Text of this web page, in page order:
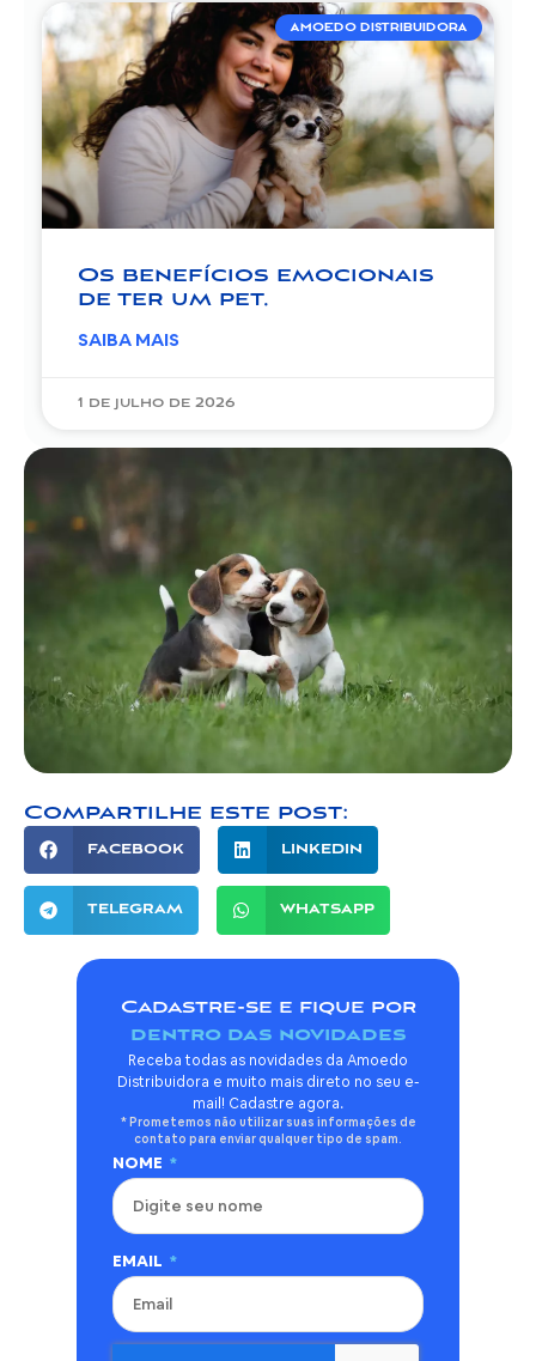
AMOEDO DISTRIBUIDORA
Os benefícios emocionais
de ter um pet.
SAIBA MAIS
1 de julho de 2026
Compartilhe este post:
FACEBOOK LINKEDIN
TELEGRAM WHATSAPP
Cadastre-se e fique por
dentro das novidades
Receba todas as novidades da Amoedo
Distribuidora e muito mais direto no seu e-
mail! Cadastre agora.
* Prometemos não utilizar suas informações de
contato para enviar qualquer tipo de spam.
NOME
EMAIL